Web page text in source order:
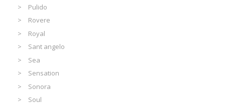
Pulido
Rovere
Royal
Sant angelo
Sea
Sensation
Sonora
Soul